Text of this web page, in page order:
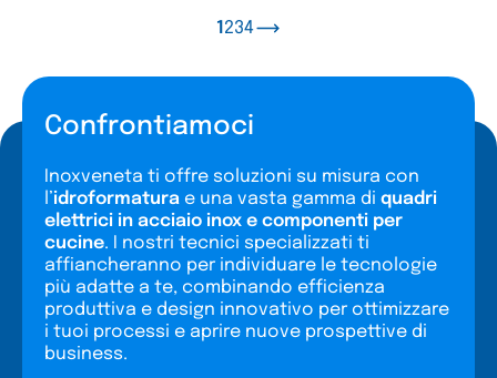
1 234
Confrontiamoci
Inoxveneta ti offre soluzioni su misura con
l’idroformatura e una vasta gamma di quadri
elettrici in acciaio inox e componenti per
cucine. I nostri tecnici specializzati ti
affiancheranno per individuare le tecnologie
più adatte a te, combinando efficienza
produttiva e design innovativo per ottimizzare
i tuoi processi e aprire nuove prospettive di
business.